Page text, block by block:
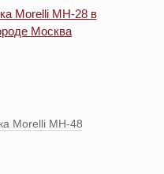
Morelli MH-48